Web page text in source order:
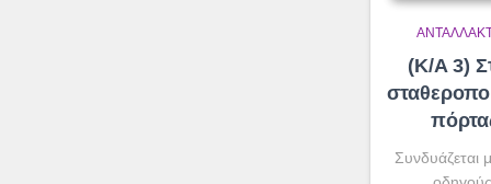
(K/A 3)
Συνδυάζεται